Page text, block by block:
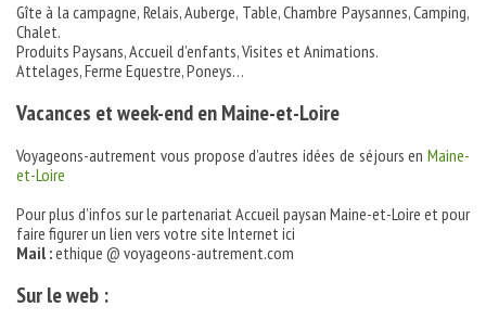
Gîte à la campagne, Relais, Auberge, Table, Chambre Paysannes, Camping,
Chalet.
Produits Paysans, Accueil d’enfants, Visites et Animations.
Attelages, Ferme Equestre, Poneys…
Vacances et week-end en Maine-et-Loire
Voyageons-autrement vous propose d’autres idées de séjours en Maine-
et-Loire
Pour plus d’infos sur le partenariat Accueil paysan Maine-et-Loire et pour
faire figurer un lien vers votre site Internet ici
Mail :ethique @ voyageons-autrement.com
Sur le web :